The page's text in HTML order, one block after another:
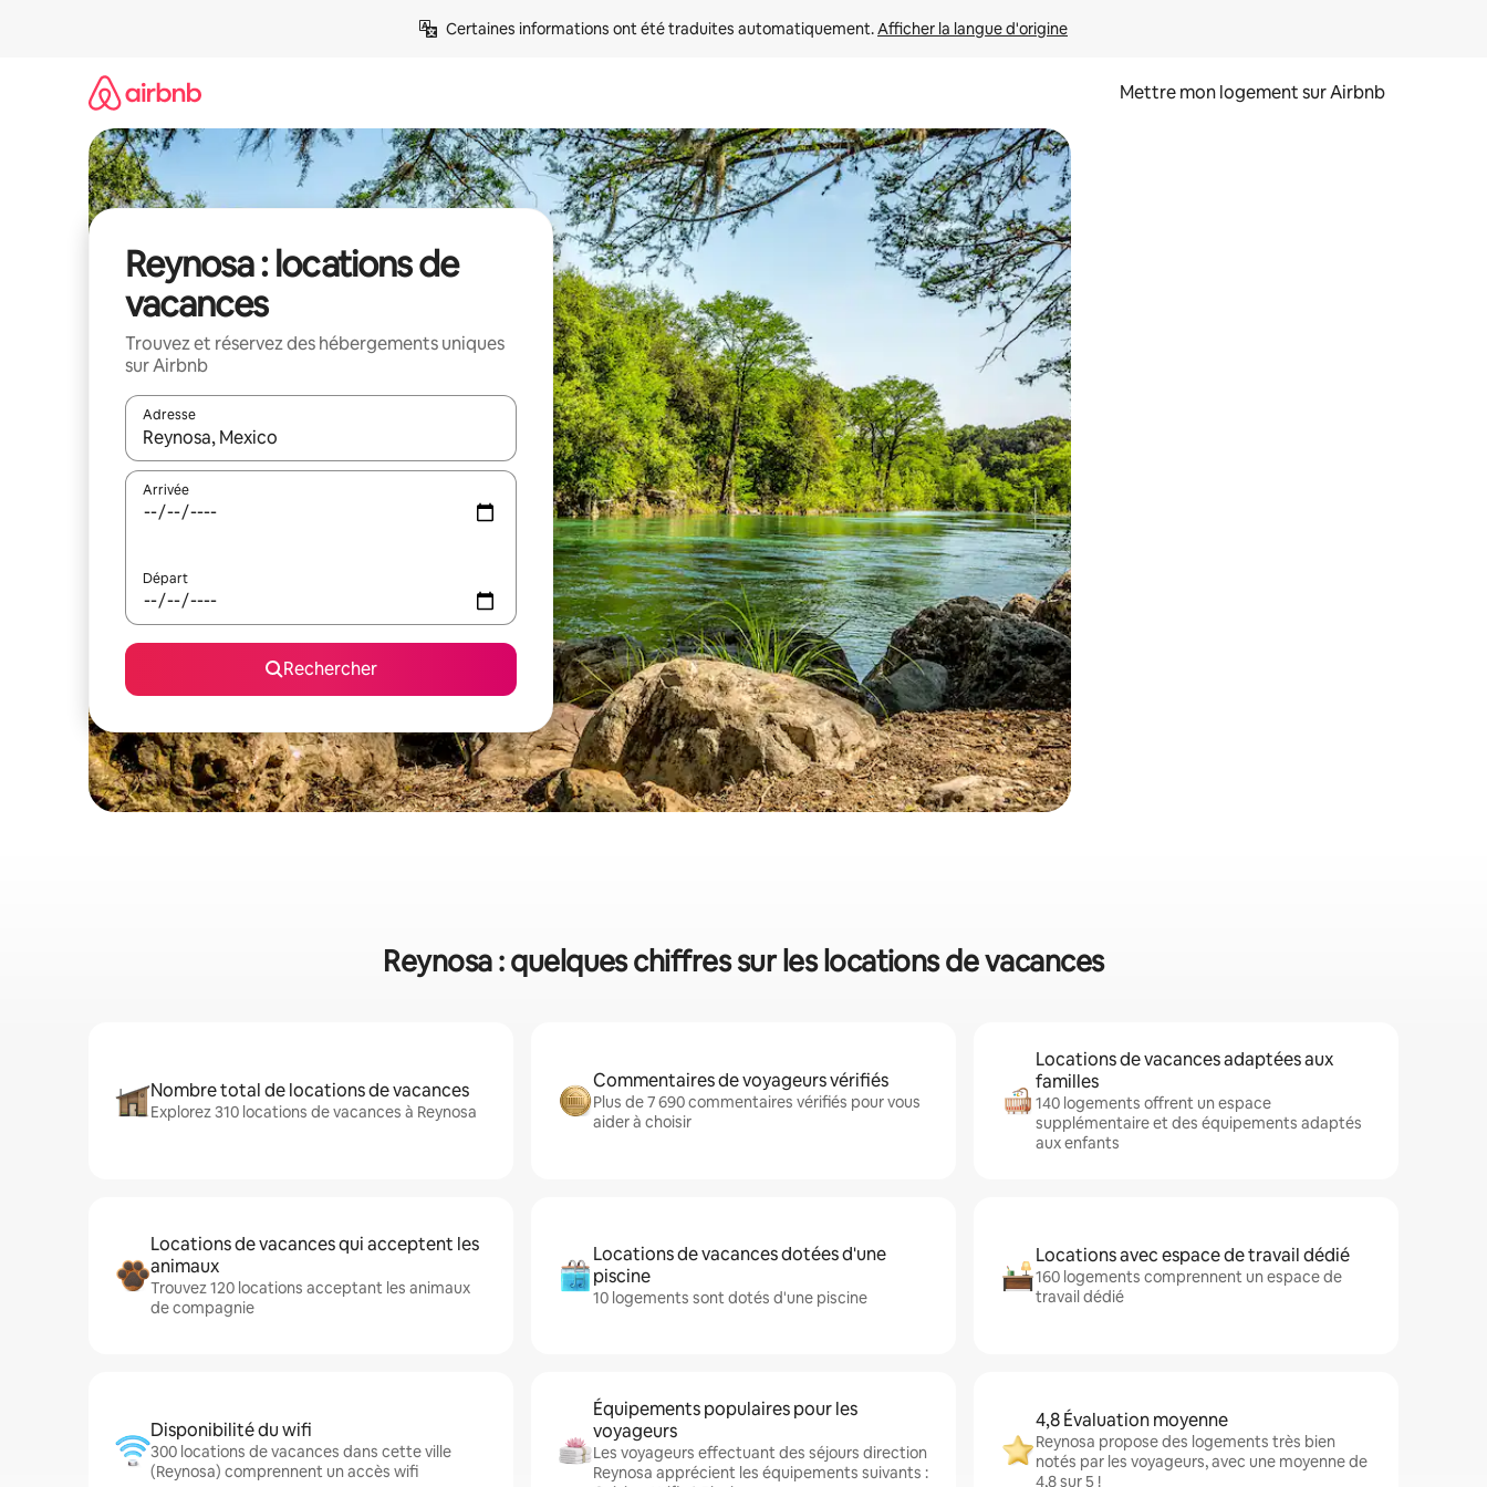
Certaines informations ont été traduites automatiquement. Afficher la langue d'origine
Mettre mon logement sur Airbnb
Reynosa : locations de
vacances
Trouvez et réservez des hébergements uniques
sur Airbnb
Adresse
Lorsque les résultats s'affichent, utilisez les flèches vers le haut et vers le bas pour les parcourir ou en appuyant et en faisant glisser.
Arrivée
Départ
Rechercher
Reynosa : quelques chiffres sur les locations de vacances
Nombre total de locations de vacances
Explorez 310 locations de vacances à Reynosa
Commentaires de voyageurs vérifiés
Plus de 7 690 commentaires vérifiés pour vous
aider à choisir
Locations de vacances adaptées aux
familles
140 logements offrent un espace
supplémentaire et des équipements adaptés
aux enfants
Locations de vacances qui acceptent les
animaux
Trouvez 120 locations acceptant les animaux
de compagnie
Locations de vacances dotées d'une
piscine
10 logements sont dotés d'une piscine
Locations avec espace de travail dédié
160 logements comprennent un espace de
travail dédié
Disponibilité du wifi
300 locations de vacances dans cette ville
(Reynosa) comprennent un accès wifi
Équipements populaires pour les
voyageurs
Les voyageurs effectuant des séjours direction
Reynosa apprécient les équipements suivants :
4,8 Évaluation moyenne
Reynosa propose des logements très bien
notés par les voyageurs, avec une moyenne de
4,8 sur 5 !